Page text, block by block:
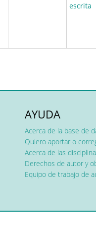
escrita
AYUDA
Acerca de la base de
Quiero aportar o
Acerca de las
Derechos de autor y
Equipo de trabajo de